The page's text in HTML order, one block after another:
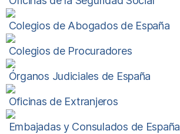
Colegios de Abogados de España
Colegios de Procuradores
Órganos Judiciales de España
Oficinas de Extranjeros
Embajadas y Consulados de España